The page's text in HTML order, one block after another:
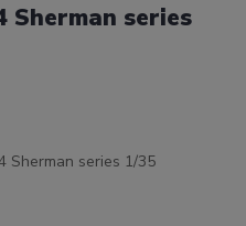
Sherman series